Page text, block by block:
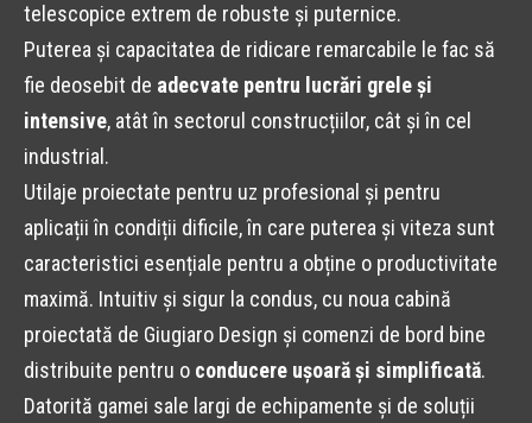
telescopice extrem de robuste și puternice.
Puterea și capacitatea de ridicare remarcabile le fac să
fie deosebit de adecvate pentru lucrări grele și
intensive, atât în sectorul construcțiilor, cât și în cel
industrial.
Utilaje proiectate pentru uz profesional și pentru
aplicații în condiții dificile, în care puterea și viteza sunt
caracteristici esențiale pentru a obține o productivitate
maximă. Intuitiv și sigur la condus, cu noua cabină
proiectată de Giugiaro Design și comenzi de bord bine
distribuite pentru o conducere ușoară și simplificată.
Datorită gamei sale largi de echipamente și de soluții